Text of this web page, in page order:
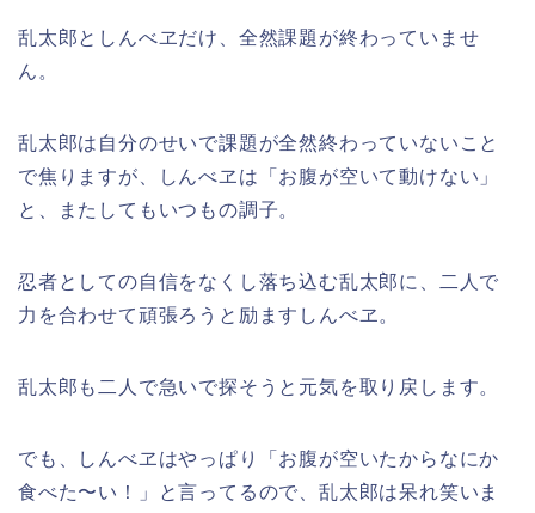
乱太郎としんべヱだけ、全然課題が終わっていませ
ん。
乱太郎は自分のせいで課題が全然終わっていないこと
で焦りますが、しんべヱは「お腹が空いて動けない」
と、またしてもいつもの調子。
忍者としての自信をなくし落ち込む乱太郎に、二人で
力を合わせて頑張ろうと励ますしんべヱ。
乱太郎も二人で急いで探そうと元気を取り戻します。
でも、しんべヱはやっぱり「お腹が空いたからなにか
食べた〜い！」と言ってるので、乱太郎は呆れ笑いま